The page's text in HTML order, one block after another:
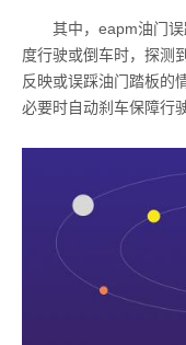
其中，eapm油门
度行驶或倒车时，探测
反映或误踩油门踏板的
必要时自动刹车保障行